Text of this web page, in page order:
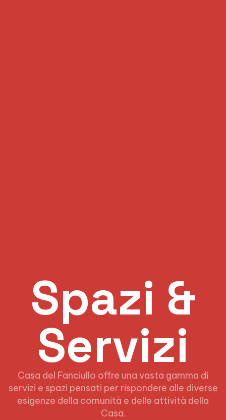
Spazi &
Servizi
Casa del Fanciullo offre una vasta gamma di
servizi e spazi pensati per rispondere alle diverse
esigenze della comunità e delle attività della
Casa.